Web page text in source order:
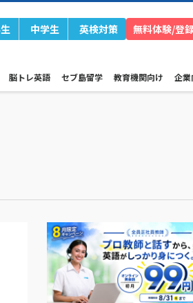
中学生 英検対策 無料体験/登
脳トレ英語 セブ島留学 教育機関向け 企業